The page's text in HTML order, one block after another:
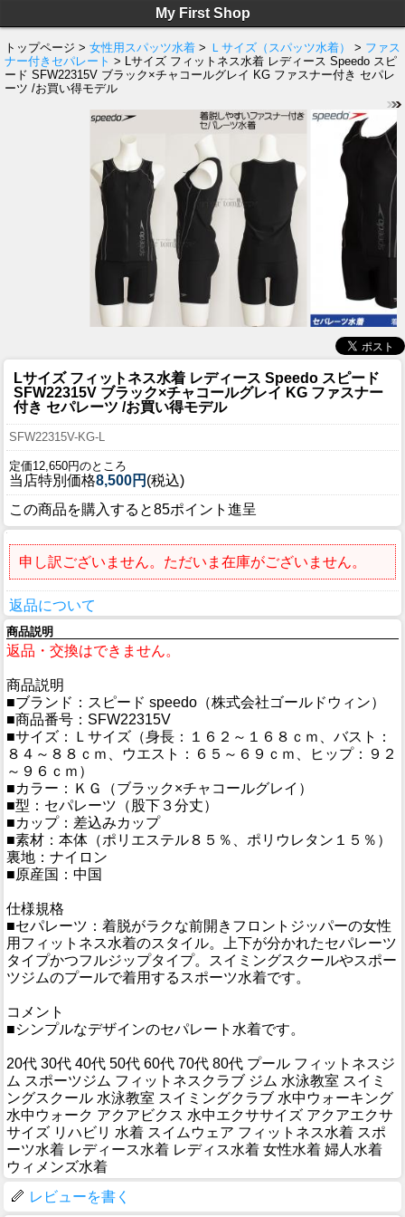
My First Shop
トップページ > 女性用スパッツ水着 > Ｌサイズ（スパッツ水着） > ファス
ナー付きセパレート > Lサイズ フィットネス水着 レディース Speedo スピ
ード SFW22315V ブラック×チャコールグレイ KG ファスナー付き セパレ
ーツ /お買い得モデル
Lサイズ フィットネス水着 レディース Speedo スピード
SFW22315V ブラック×チャコールグレイ KG ファスナー
付き セパレーツ /お買い得モデル
SFW22315V-KG-L
定価12,650円のところ
当店特別価格8,500円 (税込)
この商品を購入すると85ポイント進呈
申し訳ございません。ただいま在庫がございません。
返品について
商品説明
返品・交換はできません。
商品説明
■ブランド：スピード speedo（株式会社ゴールドウィン）
■商品番号：SFW22315V
■サイズ：Ｌサイズ（身長：１６２～１６８ｃｍ、バスト：
８４～８８ｃｍ、ウエスト：６５～６９ｃｍ、ヒップ：９２
～９６ｃｍ）
■カラー：ＫＧ（ブラック×チャコールグレイ）
■型：セパレーツ（股下３分丈）
■カップ：差込みカップ
■素材：本体（ポリエステル８５％、ポリウレタン１５％）
裏地：ナイロン
■原産国：中国
仕様規格
■セパレーツ：着脱がラクな前開きフロントジッパーの女性
用フィットネス水着のスタイル。上下が分かれたセパレーツ
タイプかつフルジップタイプ。スイミングスクールやスポー
ツジムのプールで着用するスポーツ水着です。
コメント
■シンプルなデザインのセパレート水着です。
20代 30代 40代 50代 60代 70代 80代 プール フィットネスジ
ム スポーツジム フィットネスクラブ ジム 水泳教室 スイミ
ングスクール 水泳教室 スイミングクラブ 水中ウォーキング
水中ウォーク アクアビクス 水中エクササイズ アクアエクサ
サイズ リハビリ 水着 スイムウェア フィットネス水着 スポ
ーツ水着 レディース水着 レディス水着 女性水着 婦人水着
ウィメンズ水着
レビューを書く